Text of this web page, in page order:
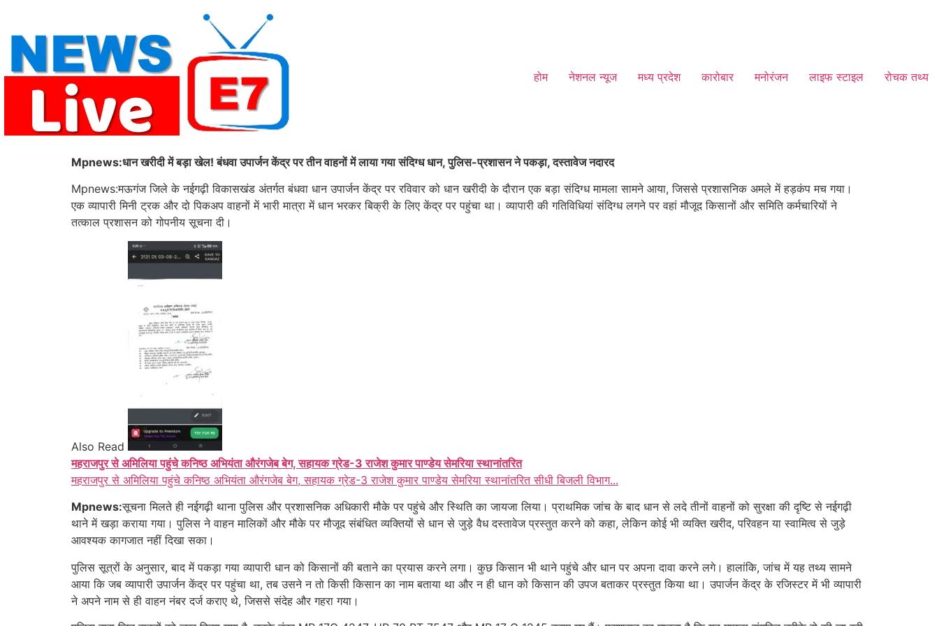
content
होम नेशनल न्यूज मध्य प्रदेश कारोबार मनोरंजन लाइफ स्टाइल रोचक तथ्य
Mpnews:धान खरीदी में बड़ा खेल! बंधवा उपार्जन केंद्र पर तीन वाहनों में लाया गया संदिग्ध धान, पुलिस-प्रशासन ने पकड़ा, दस्तावेज नदारद
Mpnews:मऊगंज जिले के नईगढ़ी विकासखंड अंतर्गत बंधवा धान उपार्जन केंद्र पर रविवार को धान खरीदी के दौरान एक बड़ा संदिग्ध मामला सामने आया, जिससे प्रशासनिक अमले में हड़कंप मच गया।
एक व्यापारी मिनी ट्रक और दो पिकअप वाहनों में भारी मात्रा में धान भरकर बिक्री के लिए केंद्र पर पहुंचा था। व्यापारी की गतिविधियां संदिग्ध लगने पर वहां मौजूद किसानों और समिति कर्मचारियों ने
तत्काल प्रशासन को गोपनीय सूचना दी।
Also Read
महराजपुर से अमिलिया पहुंचे कनिष्ठ अभियंता औरंगजेब बेग, सहायक ग्रेड-3 राजेश कुमार पाण्डेय सेमरिया स्थानांतरित
महराजपुर से अमिलिया पहुंचे कनिष्ठ अभियंता औरंगजेब बेग, सहायक ग्रेड-3 राजेश कुमार पाण्डेय सेमरिया स्थानांतरित सीधी बिजली विभाग...
Mpnews:सूचना मिलते ही नईगढ़ी थाना पुलिस और प्रशासनिक अधिकारी मौके पर पहुंचे और स्थिति का जायजा लिया। प्राथमिक जांच के बाद धान से लदे तीनों वाहनों को सुरक्षा की दृष्टि से नईगढ़ी
थाने में खड़ा कराया गया। पुलिस ने वाहन मालिकों और मौके पर मौजूद संबंधित व्यक्तियों से धान से जुड़े वैध दस्तावेज प्रस्तुत करने को कहा, लेकिन कोई भी व्यक्ति खरीद, परिवहन या स्वामित्व से जुड़े
आवश्यक कागजात नहीं दिखा सका।
पुलिस सूत्रों के अनुसार, बाद में पकड़ा गया व्यापारी धान को किसानों की बताने का प्रयास करने लगा। कुछ किसान भी थाने पहुंचे और धान पर अपना दावा करने लगे। हालांकि, जांच में यह तथ्य सामने
आया कि जब व्यापारी उपार्जन केंद्र पर पहुंचा था, तब उसने न तो किसी किसान का नाम बताया था और न ही धान को किसान की उपज बताकर प्रस्तुत किया था। उपार्जन केंद्र के रजिस्टर में भी व्यापारी
ने अपने नाम से ही वाहन नंबर दर्ज कराए थे, जिससे संदेह और गहरा गया।